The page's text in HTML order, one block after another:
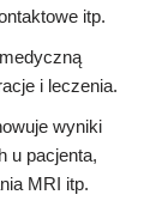
itp.
i leczenia.
wyniki
u pacjenta,
MRI itp.